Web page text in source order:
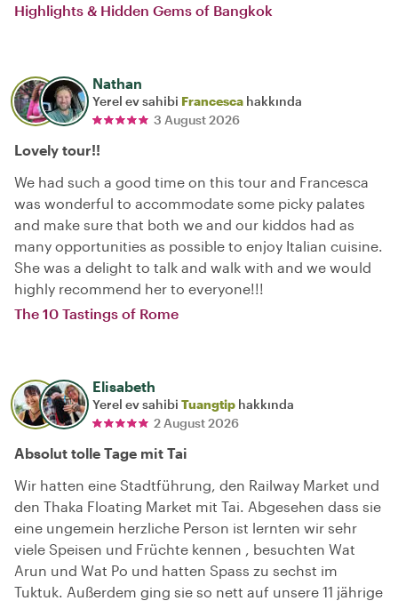
Highlights & Hidden Gems of Bangkok
Nathan
Yerel ev sahibi Francesca hakkında
3 August 2026
Lovely tour!!
We had such a good time on this tour and Francesca
was wonderful to accommodate some picky palates
and make sure that both we and our kiddos had as
many opportunities as possible to enjoy Italian cuisine.
She was a delight to talk and walk with and we would
highly recommend her to everyone!!!
The 10 Tastings of Rome
Elisabeth
Yerel ev sahibi Tuangtip hakkında
2 August 2026
Absolut tolle Tage mit Tai
Wir hatten eine Stadtführung, den Railway Market und
den Thaka Floating Market mit Tai. Abgesehen dass sie
eine ungemein herzliche Person ist lernten wir sehr
viele Speisen und Früchte kennen , besuchten Wat
Arun und Wat Po und hatten Spass zu sechst im
Tuktuk. Außerdem ging sie so nett auf unsere 11 jährige